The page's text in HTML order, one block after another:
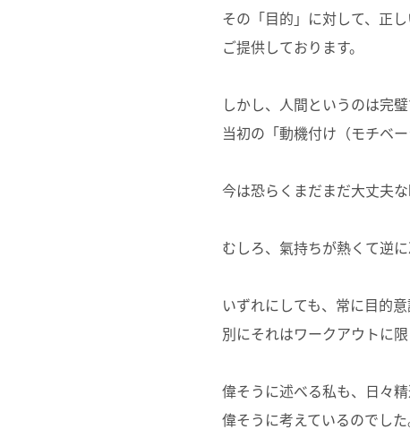
その「目的」に対して、正
ご提供しております。
しかし、人間というのは完
当初の「動機付け（モチベ
今は恐らくまだまだ大丈夫な
むしろ、氣持ちが熱くて逆
いずれにしても、常に目的
別にそれはワークアウトに
偉そうに述べる私も、日々
偉そうに考えているのでした